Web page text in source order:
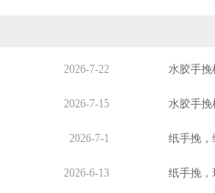
2026-7-22 水胶手挽
2026-7-15 水胶手挽
2026-7-1 纸手挽，
2026-6-13 纸手挽，